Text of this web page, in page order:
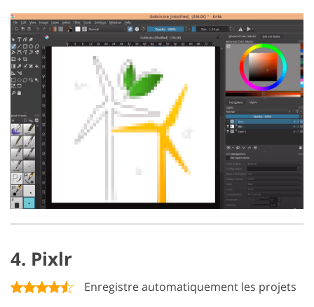
4. Pixlr
Enregistre automatiquement les projets